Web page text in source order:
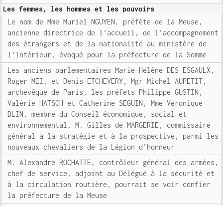
Les femmes, les hommes et les pouvoirs
Le nom de Mme Muriel NGUYEN, préfète de la Meuse,
ancienne directrice de l'accueil, de l'accompagnement
des étrangers et de la nationalité au ministère de
l'Intérieur, évoqué pour la préfecture de la Somme
Les anciens parlementaires Marie-Hélène DES ESGAULX,
Roger MEI, et Denis ETCHEVERY, Mgr Michel AUPETIT,
archevêque de Paris, les préfets Philippe GUSTIN,
Valérie HATSCH et Catherine SEGUIN, Mme Véronique
BLIN, membre du Conseil économique, social et
environnemental, M. Gilles de MARGERIE, commissaire
général à la stratégie et à la prospective, parmi les
nouveaux chevaliers de la Légion d'honneur
M. Alexandre ROCHATTE, contrôleur général des armées,
chef de service, adjoint au Délégué à la sécurité et
à la circulation routière, pourrait se voir confier
la préfecture de la Meuse